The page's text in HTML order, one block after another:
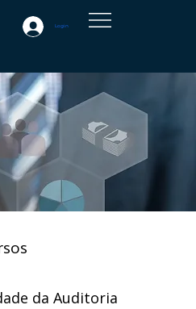
Login
da Auditoria